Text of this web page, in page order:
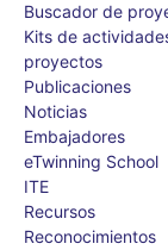
Buscador de
Kits de
proyectos
Publicaciones
Noticias
Embajadores
eTwinning School
ITE
Recursos
Reconocimientos